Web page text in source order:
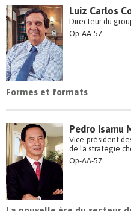
Luiz Carlos
Directeur du
Op-AA-57
Formes et formats
Pedro Isamu
Vice-président
de la stratégie
Op-AA-57